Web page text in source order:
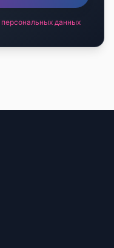
персональных данных